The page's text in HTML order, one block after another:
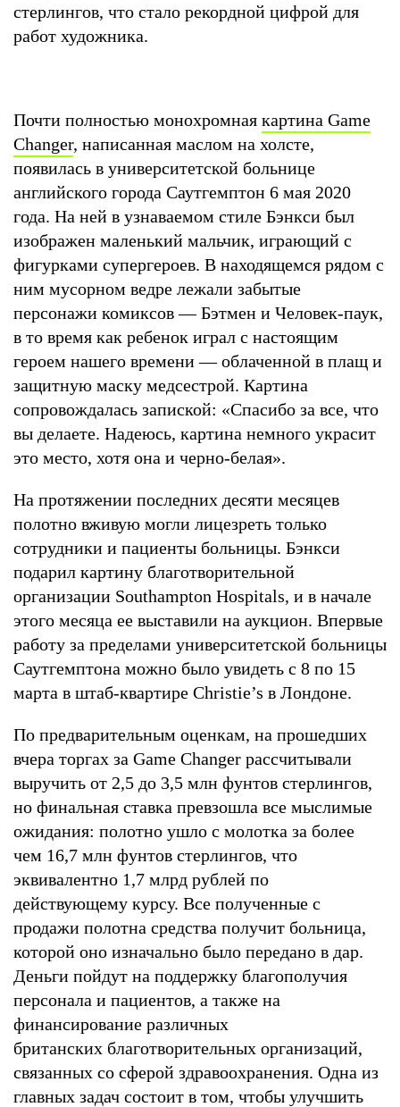
стерлингов, что стало рекордной цифрой для
работ художника.
Почти полностью монохромная картина Game
Changer, написанная маслом на холсте,
появилась в университетской больнице
английского города Саутгемптон 6 мая 2020
года. На ней в узнаваемом стиле Бэнкси был
изображен маленький мальчик, играющий с
фигурками супергероев. В находящемся рядом с
ним мусорном ведре лежали забытые
персонажи комиксов — Бэтмен и Человек-паук,
в то время как ребенок играл с настоящим
героем нашего времени — облаченной в плащ и
защитную маску медсестрой. Картина
сопровождалась запиской: «Спасибо за все, что
вы делаете. Надеюсь, картина немного украсит
это место, хотя она и черно-белая».
На протяжении последних десяти месяцев
полотно вживую могли лицезреть только
сотрудники и пациенты больницы. Бэнкси
подарил картину благотворительной
организации Southampton Hospitals, и в начале
этого месяца ее выставили на аукцион. Впервые
работу за пределами университетской больницы
Саутгемптона можно было увидеть с 8 по 15
марта в штаб-квартире Christie’s в Лондоне.
По предварительным оценкам, на прошедших
вчера торгах за Game Changer рассчитывали
выручить от 2,5 до 3,5 млн фунтов стерлингов,
но финальная ставка превзошла все мыслимые
ожидания: полотно ушло с молотка за более
чем 16,7 млн фунтов стерлингов, что
эквивалентно 1,7 млрд рублей по
действующему курсу. Все полученные с
продажи полотна средства получит больница,
которой оно изначально было передано в дар.
Деньги пойдут на поддержку благополучия
персонала и пациентов, а также на
финансирование различных
британских благотворительных организаций,
связанных со сферой здравоохранения. Одна из
главных задач состоит в том, чтобы улучшить